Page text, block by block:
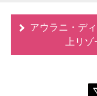
アウラニ・デ
上リ